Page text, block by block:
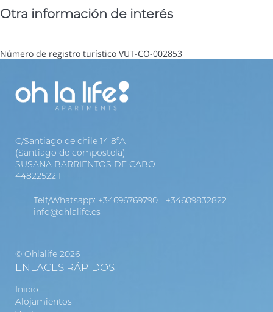
Otra información de interés
Número de registro turístico VUT-CO-002853
C/Santiago de chile 14 8ºA
(Santiago de compostela)
SUSANA BARRIENTOS DE CABO
44822522 F
Telf/Whatsapp: +34696769790 - +34609832822
info@ohlalife.es
© Ohlalife 2026
ENLACES RÁPIDOS
Inicio
Alojamientos